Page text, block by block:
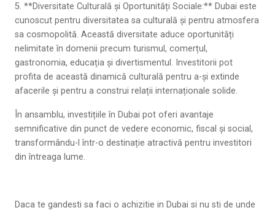
5. **Diversitate Culturală și Oportunități Sociale:** Dubai este
cunoscut pentru diversitatea sa culturală și pentru atmosfera
sa cosmopolită. Această diversitate aduce oportunități
nelimitate în domenii precum turismul, comerțul,
gastronomia, educația și divertismentul. Investitorii pot
profita de această dinamică culturală pentru a-și extinde
afacerile și pentru a construi relații internaționale solide.
În ansamblu, investițiile în Dubai pot oferi avantaje
semnificative din punct de vedere economic, fiscal și social,
transformându-l într-o destinație atractivă pentru investitori
din întreaga lume.
Daca te gandesti sa faci o achizitie in Dubai si nu sti de unde